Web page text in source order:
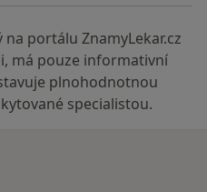
portálu ZnamyLekar.cz
má pouze informativní
plnohodnotnou
specialistou.